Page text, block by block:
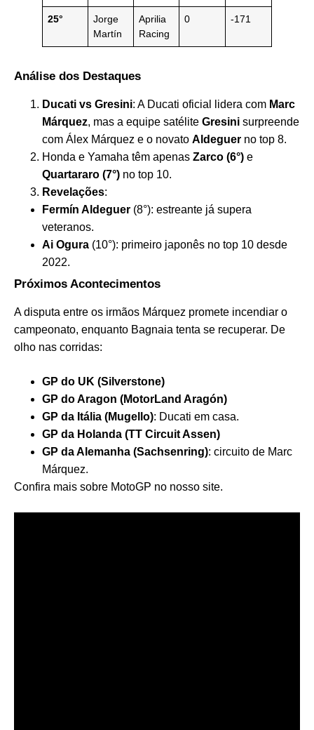
25°
Jorge
Martín
Aprilia
Racing
0 -171
Análise dos Destaques
Ducati vs Gresini: A Ducati oficial lidera com Marc
Márquez, mas a equipe satélite Gresini surpreende
com Álex Márquez e o novato Aldeguer no top 8.
Honda e Yamaha têm apenas Zarco (6°) e
Quartararo (7°) no top 10.
Revelações:
Fermín Aldeguer (8°): estreante já supera
veteranos.
Ai Ogura (10°): primeiro japonês no top 10 desde
2022.
Próximos Acontecimentos
A disputa entre os irmãos Márquez promete incendiar o
campeonato, enquanto Bagnaia tenta se recuperar. De
olho nas corridas:
GP do UK (Silverstone)
GP do Aragon (MotorLand Aragón)
GP da Itália (Mugello): Ducati em casa.
GP da Holanda (TT Circuit Assen)
GP da Alemanha (Sachsenring): circuito de Marc
Márquez.
Confira mais sobre MotoGP no nosso site.